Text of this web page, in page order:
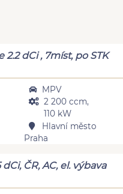
2.2 dCi , 7míst, po STK
MPV
2 200 ccm,
110 kW
Hlavní město
Praha
ČR, AC, el. výbava